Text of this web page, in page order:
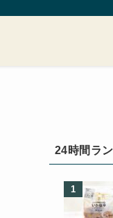
24時間ラ